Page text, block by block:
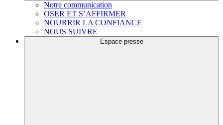
Notre communication
OSER ET S’AFFIRMER
NOURRIR LA CONFIANCE
NOUS SUIVRE
Espace presse